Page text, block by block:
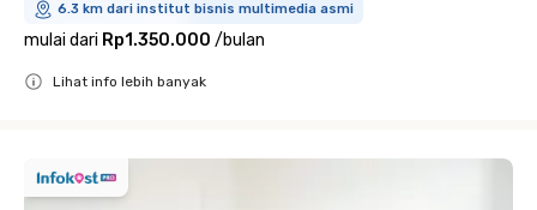
6.3 km dari institut bisnis multimedia asmi
mulai dari Rp1.350.000 /bulan
Lihat info lebih banyak